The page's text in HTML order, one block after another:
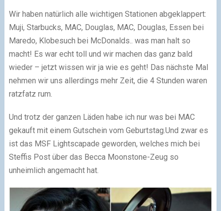
Wir haben natürlich alle wichtigen Stationen abgeklappert:
Muji, Starbucks, MAC, Douglas, MAC, Douglas, Essen bei
Maredo, Klobesuch bei McDonalds.. was man halt so
macht! Es war echt toll und wir machen das ganz bald
wieder – jetzt wissen wir ja wie es geht! Das nächste Mal
nehmen wir uns allerdings mehr Zeit, die 4 Stunden waren
ratzfatz rum.
Und trotz der ganzen Läden habe ich nur was bei MAC
gekauft mit einem Gutschein vom Geburtstag.Und zwar es
ist das MSF Lightscapade geworden, welches mich bei
Steffis Post über das Becca Moonstone-Zeug so
unheimlich angemacht hat.